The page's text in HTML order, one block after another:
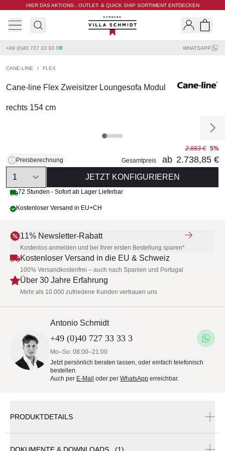
HIER DAS AKTIONS-, OUTLET- & QUICK SHIP SORTIMENT ENTDECKEN
Villa Schmidt
+49 (0)40 727 33 33 3 WHATSAPP
CANE-LINE / FLEX
Cane-line Flex Zweisitzer Loungesofa Modul
rechts 154 cm
Preisberechnung
2.883 € 5%
Gesamtpreis
ab 2.738,85 €
Quantity
JETZT KONFIGURIEREN
72 Stunden - Sofort ab Lager Lieferbar
Kostenloser Versand in EU+CH
11% Newsletter-Rabatt
Kostenlos anmelden und bei Ihrer ersten Bestellung sparen*
Kostenloser Versand in die EU & Schweiz
100% Versandkostenfrei – auch nach Spanien und Portugal
Über 30 Jahre Erfahrung
Mehr als 10.000 zufriedene Kunden vertrauen uns
Antonio Schmidt
+49 (0)40 727 33 33 3
Mo–So: 08:00–21:00
Jetzt persönlich beraten lassen, oder einfach telefonisch
bestellen.
Auch per E-Mail oder per WhatsApp erreichbar.
PRODUKTDETAILS
DOKUMENTE & DOWNLOADS (1)